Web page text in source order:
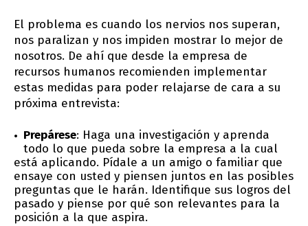
El problema es cuando los nervios nos superan,
nos paralizan y nos impiden mostrar lo mejor de
nosotros. De ahí que desde la empresa de
recursos humanos recomienden implementar
estas medidas para poder relajarse de cara a su
próxima entrevista:
Prepárese: Haga una investigación y aprenda
todo lo que pueda sobre la empresa a la cual
está aplicando. Pídale a un amigo o familiar que
ensaye con usted y piensen juntos en las posibles
preguntas que le harán. Identifique sus logros del
pasado y piense por qué son relevantes para la
posición a la que aspira.